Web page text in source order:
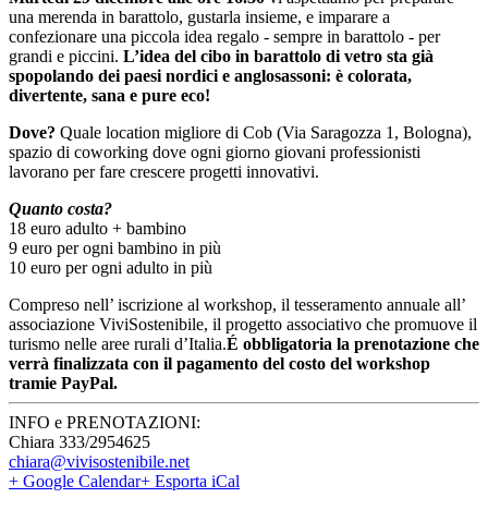
una merenda in barattolo, gustarla insieme, e imparare a
confezionare una piccola idea regalo - sempre in barattolo - per
grandi e piccini. L’idea del cibo in barattolo di vetro sta già
spopolando dei paesi nordici e anglosassoni: è colorata,
divertente, sana e pure eco!
Dove? Quale location migliore di Cob (Via Saragozza 1, Bologna),
spazio di coworking dove ogni giorno giovani professionisti
lavorano per fare crescere progetti innovativi.
Quanto costa?
18 euro adulto + bambino
9 euro per ogni bambino in più
10 euro per ogni adulto in più
Compreso nell’ iscrizione al workshop, il tesseramento annuale all’
associazione ViviSostenibile, il progetto associativo che promuove il
turismo nelle aree rurali d’Italia.É obbligatoria la prenotazione che
verrà finalizzata con il pagamento del costo del workshop
tramie PayPal.
INFO e PRENOTAZIONI:
Chiara 333/2954625
chiara@vivisostenibile.net
+ Google Calendar+ Esporta iCal